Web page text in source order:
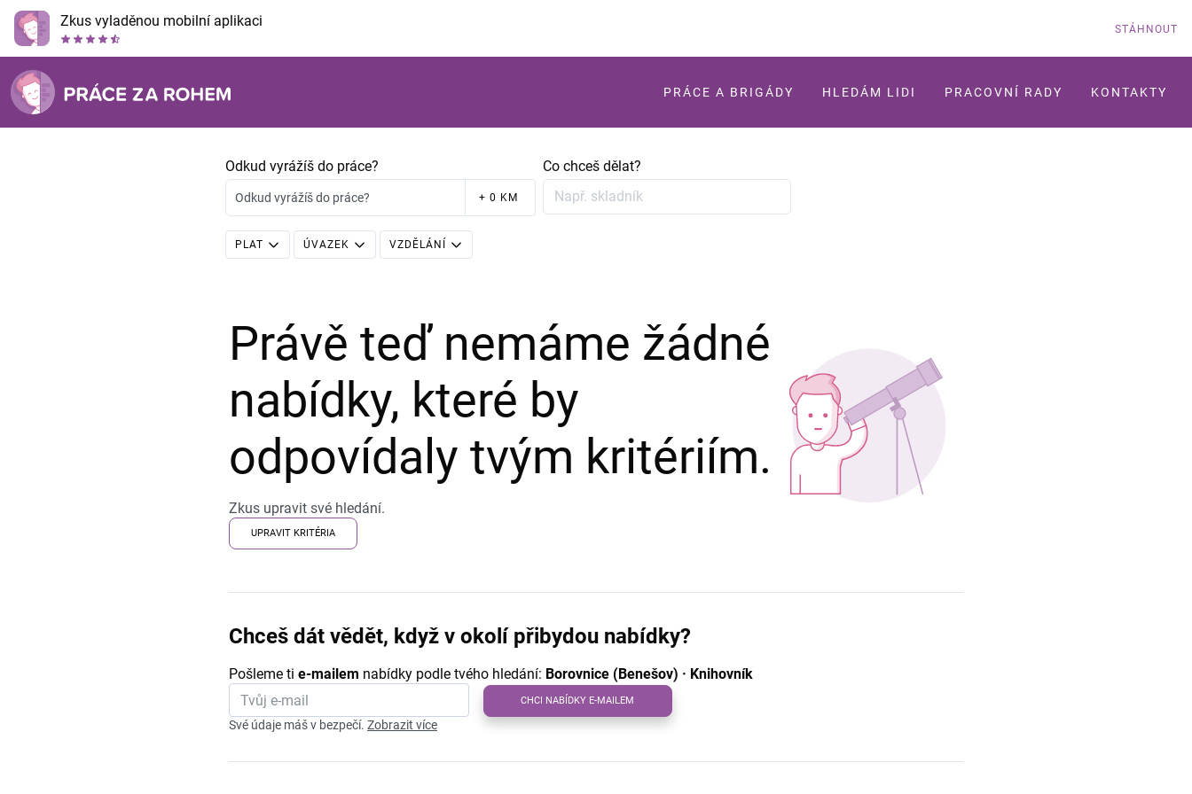
Zkus vyladěnou mobilní aplikaci STÁHNOUT
PRÁCE A BRIGÁDY HLEDÁM LIDI PRACOVNÍ RADY KONTAKTY
Odkud vyrážíš do práce?
Odkud vyrážíš do práce? + 0 KM
Co chceš dělat?
PLAT ÚVAZEK VZDĚLÁNÍ
Právě teď nemáme žádné
nabídky, které by
odpovídaly tvým kritériím.
Zkus upravit své hledání.
UPRAVIT KRITÉRIA
Chceš dát vědět, když v okolí přibydou nabídky?
Pošleme ti e-mailem nabídky podle tvého hledání: Borovnice (Benešov) · Knihovník
CHCI NABÍDKY E-MAILEM
Své údaje máš v bezpečí. Zobrazit více